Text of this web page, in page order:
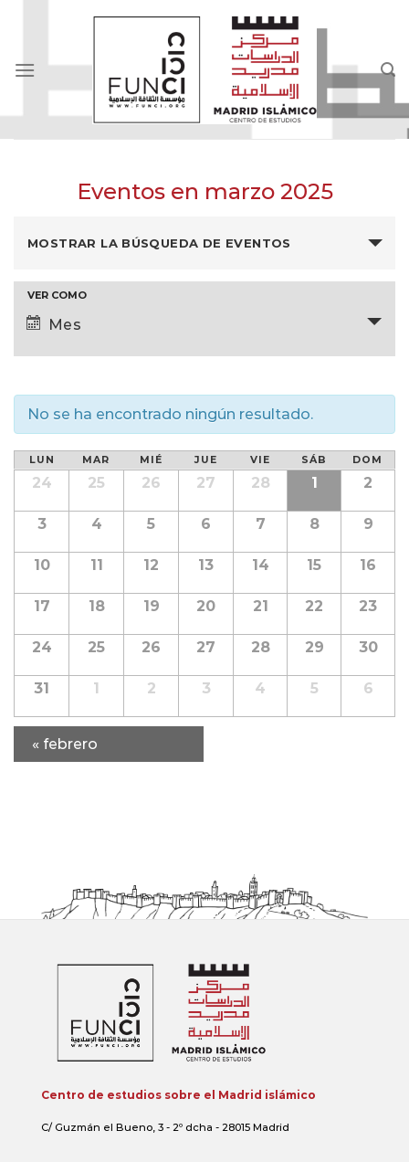
Eventos en marzo 2025
de
vistas
de
Eventos
MOSTRAR LA BÚSQUEDA DE EVENTOS
Navegación
de
vistas
Evento
VER COMO
Mes
No se ha encontrado ningún resultado.
Calendario
de
Calendario
Eventos
LUN MAR MIÉ JUE VIE SÁB DOM
24 25 26 27 28 1 2
3 4 5 6 7 8 9
10 11 12 13 14 15 16
17 18 19 20 21 22 23
24 25 26 27 28 29 30
31 1 2 3 4 5 6
« febrero
Centro de estudios sobre el Madrid islámico
C/ Guzmán el Bueno, 3 - 2º dcha - 28015 Madrid